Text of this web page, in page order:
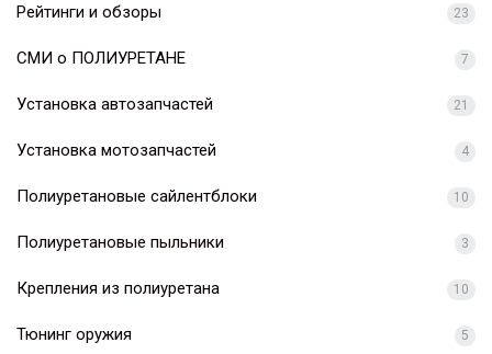
Рейтинги и обзоры 23
СМИ о ПОЛИУРЕТАНЕ 7
Установка автозапчастей 21
Установка мотозапчастей 4
Полиуретановые сайлентблоки 10
Полиуретановые пыльники 3
Крепления из полиуретана 10
Тюнинг оружия 5